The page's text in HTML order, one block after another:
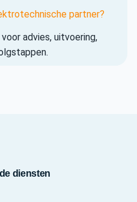
partner?
advies, uitvoering,
diensten